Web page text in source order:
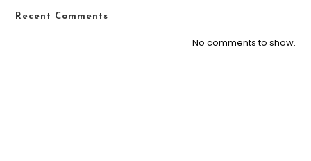
Recent Comments
No comments to show.